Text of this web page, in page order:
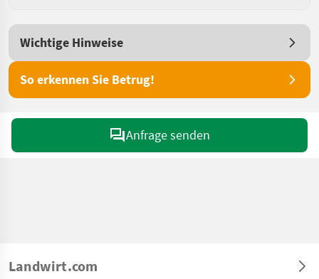
Wichtige Hinweise
So erkennen Sie Betrug!
Anfrage senden
Landwirt.com